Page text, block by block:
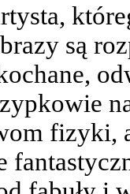
są
fizyki,